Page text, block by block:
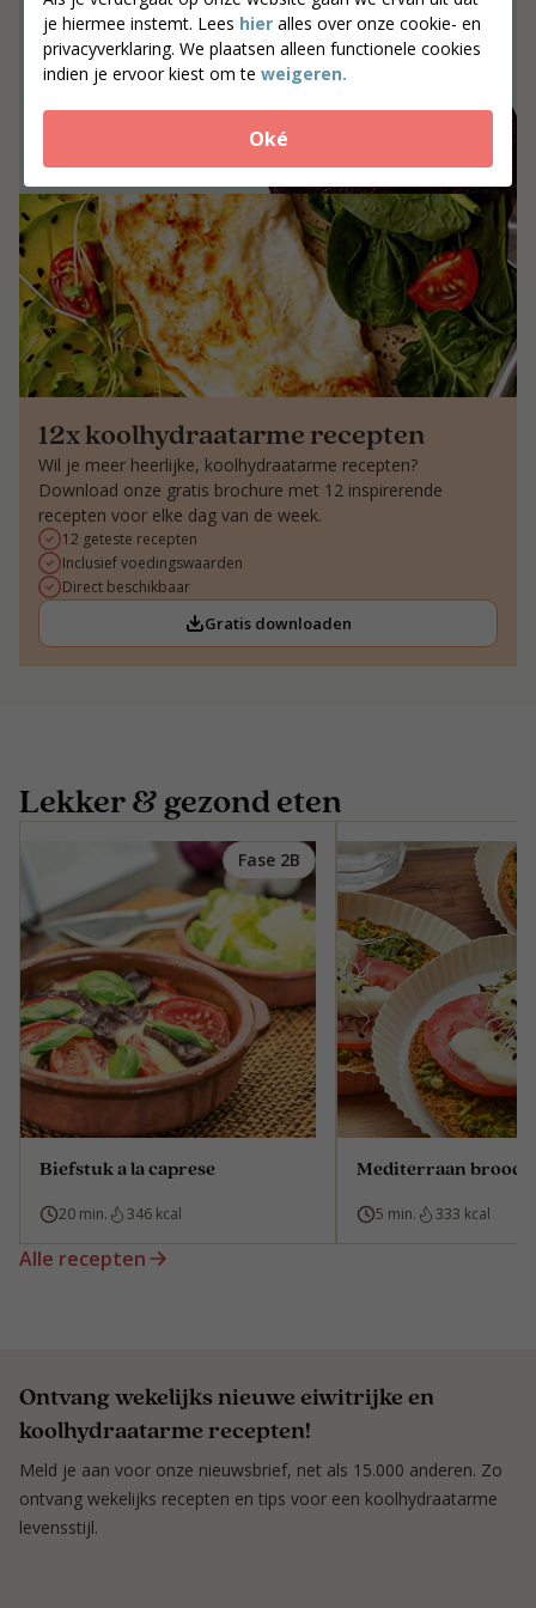
je hiermee instemt. Lees hier alles over onze cookie- en
privacyverklaring. We plaatsen alleen functionele cookies
indien je ervoor kiest om te weigeren.
Oké
Samen werken aan resultaat dat blijft.
Jouw postcode
12x koolhydraatarme recepten
Wil je meer heerlijke, koolhydraatarme recepten?
Download onze gratis brochure met 12 inspirerende
recepten voor elke dag van de week.
12 geteste recepten
Inclusief voedingswaarden
Direct beschikbaar
Gratis downloaden
Lekker & gezond eten
Fase 2B
Biefstuk a la caprese
20 min. 346 kcal
Mediterraan
5 min. 333 kcal
Alle recepten
Ontvang wekelijks nieuwe eiwitrijke en
koolhydraatarme recepten!
Meld je aan voor onze nieuwsbrief, net als 15.000 anderen. Zo
ontvang wekelijks recepten en tips voor een koolhydraatarme
levensstijl.